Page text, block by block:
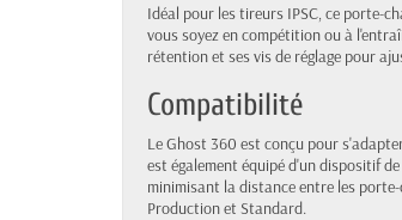
Idéal pour les tireurs IPSC, ce porte-
vous soyez en compétition ou à
rétention et ses vis de réglage pour
Compatibilité
Le Ghost 360 est conçu pour
est également équipé d'un dispositif
minimisant la distance entre les
Production et Standard.